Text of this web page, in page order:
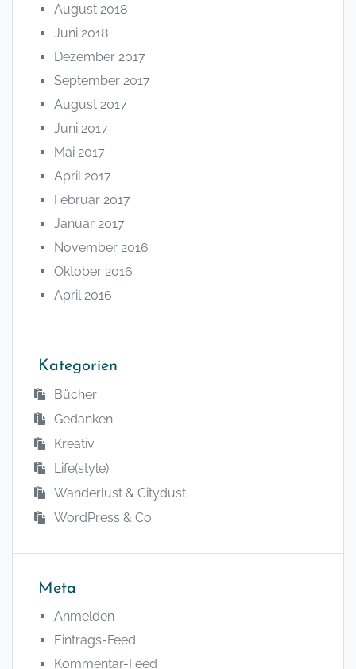
August 2018
Juni 2018
Dezember 2017
September 2017
August 2017
Juni 2017
Mai 2017
April 2017
Februar 2017
Januar 2017
November 2016
Oktober 2016
April 2016
Kategorien
Bücher
Gedanken
Kreativ
Life(style)
Wanderlust & Citydust
WordPress & Co
Meta
Anmelden
Eintrags-Feed
Kommentar-Feed